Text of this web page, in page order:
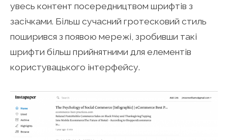
увесь контент посередництвом шрифтів з
засічками. Більш сучасний гротесковий стиль
поширився з появою мережі, зробивши такі
шрифти більш прийнятними для елементів
користувацького інтерфейсу.